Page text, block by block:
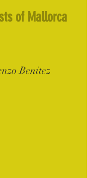
of Mallorca
Benitez